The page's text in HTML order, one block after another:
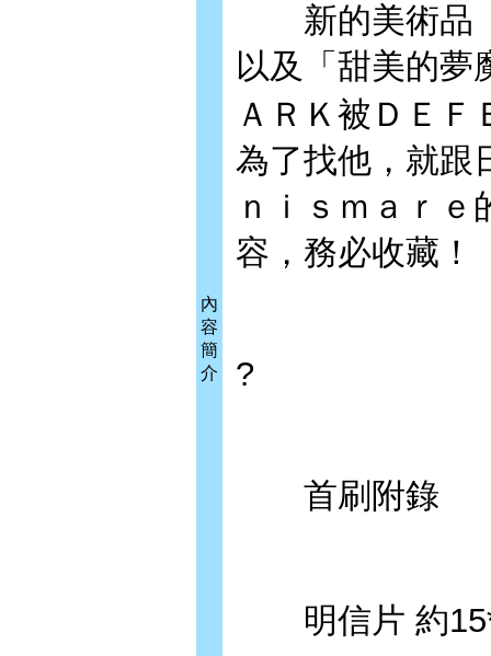
內
容
簡
介
新的美術品「
以及「甜美的夢
ＡＲＫ被ＤＥ
為了找他，就跟
ｎｉｓｍａｒ
容，務必收藏！
?
首刷附錄
明信片 約